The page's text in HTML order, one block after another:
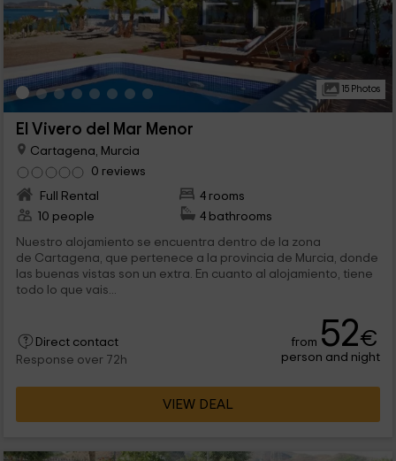
15 Photos
El Vivero del Mar Menor
Cartagena, Murcia
0 reviews
Full Rental
4 rooms
10 people
4 bathrooms
Nuestro alojamiento se encuentra dentro de la zona
de Cartagena, que pertenece a la provincia de Murcia, donde
las buenas vistas son un extra. En cuanto al alojamiento, tiene
todo lo que vais...
Direct contact
Response over 72h
from 52€
person and night
VIEW DEAL